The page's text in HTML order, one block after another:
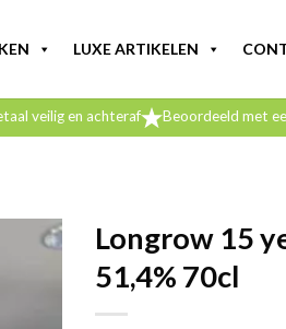
LUXE ARTIKELEN
veilig en achteraf Beoordeeld met
Longrow 15
51,4% 70cl